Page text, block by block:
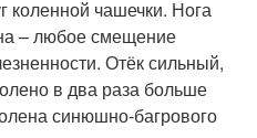
коленной чашечки. Нога
– любое смещение
Отёк сильный,
в два раза больше
синюшно-багрового